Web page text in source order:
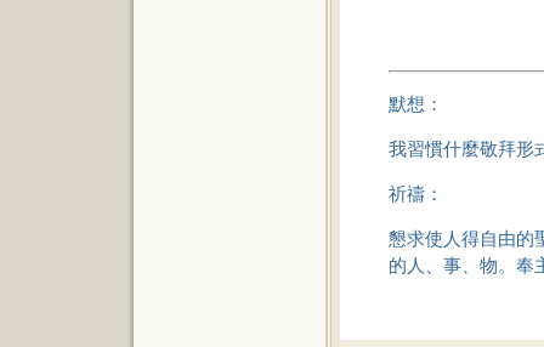
默想：
我習慣什麼敬拜形
祈禱：
懇求使人得自由的
的人、事、物。奉